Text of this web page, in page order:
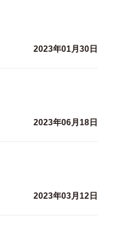
2023年01月30日
2023年06月18日
2023年03月12日